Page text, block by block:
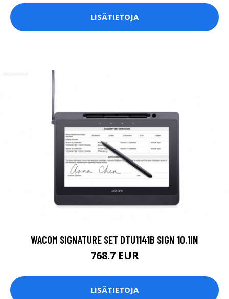
LISÄTIETOJA
WACOM SIGNATURE SET DTU1141B SIGN 10.1IN
768.7 EUR
LISÄTIETOJA